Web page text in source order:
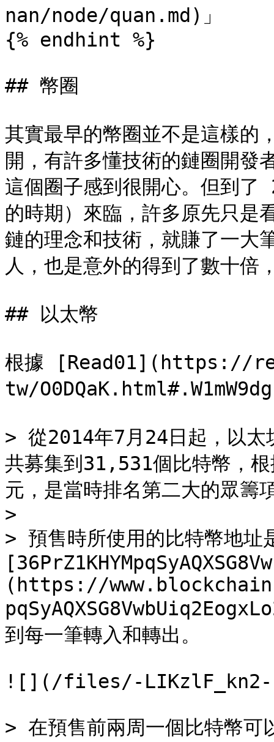
nan/node/quan.md)」
{% endhint %}
## 幣圈
其實最早的幣圈並不是這樣的
開，有許多懂技術的鏈圈開發
這個圈子感到很開心。但到
的時期）來臨，許多原先只是
鏈的理念和技術，就賺了一大
人，也是意外的得到了數十倍
## 以太幣
根據 [Read01](https://
tw/
> 從2014年7月24日起，以太
共募集到31,531個比特幣，
元，是當時排名第二大的眾籌
>
> 預售時所使用的比特幣地址
(https://
到每一筆轉入和轉出。
![](/files/-LIKzlF_kn2-
> 在預售前兩周一個比特幣